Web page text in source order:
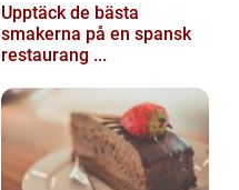
Upptäck de bästa
smakerna på en spansk
restaurang ...